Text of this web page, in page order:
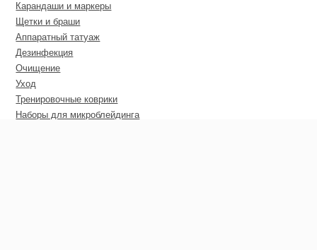
Карандаши и маркеры
Щетки и браши
Аппаратный татуаж
Дезинфекция
Очищение
Уход
Тренировочные коврики
Наборы для микроблейдинга